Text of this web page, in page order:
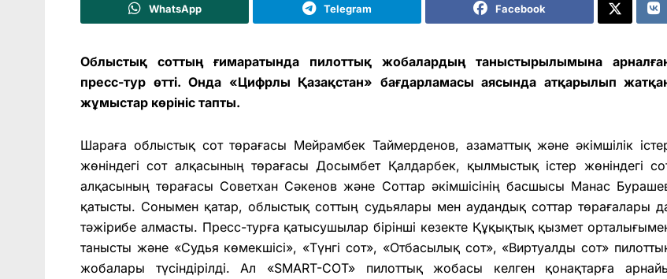
WhatsApp Telegram Facebook
Облыстық соттың ғимаратында пилоттық жобалардың таныстырылымына
пресс-тур өтті. Онда «Цифрлы Қазақстан» бағдарламасы аясында атқарылып
жұмыстар көрініс тапты.
Шараға облыстық сот төрағасы Мейрамбек Таймерденов, азаматтық және әкімшілік
жөніндегі сот алқасының төрағасы Досымбет Қалдарбек, қылмыстық істер жөніндегі
алқасының төрағасы Советхан Сәкенов және Соттар әкімшісінің басшысы Манас
қатысты. Сонымен қатар, облыстық соттың судьялары мен аудандық соттар төрағалары
тәжірибе алмасты. Пресс-турға қатысушылар бірінші кезекте Құқықтық қызмет
танысты және «Судья көмекшісі», «Түнгі сот», «Отбасылық сот», «Виртуалды сот»
жобалары түсіндірілді. Ал «SMART-COT» пилоттық жобасы келген қонақтарға